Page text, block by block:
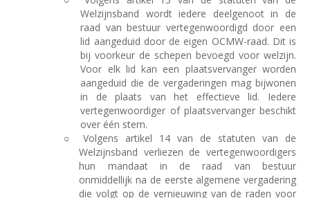
Welzijnsband wordt iedere deelgenoot in de
raad van bestuur vertegenwoordigd door een
lid aangeduid door de eigen OCMW-raad. Dit is
bij voorkeur de schepen bevoegd voor welzijn.
Voor elk lid kan een plaatsvervanger worden
aangeduid die de vergaderingen mag bijwonen
in de plaats van het effectieve lid. Iedere
vertegenwoordiger of plaatsvervanger beschikt
over één stem.
○
Volgens artikel 14 van de statuten van de
Welzijnsband verliezen de vertegenwoordigers
hun mandaat in de raad van bestuur
onmiddellijk na de eerste algemene vergadering
die volgt op de vernieuwing van de raden voor